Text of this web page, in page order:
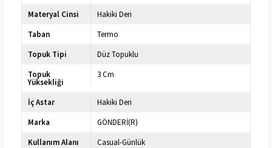
Materyal Cinsi
Hakiki Deri
Taban
Termo
Topuk Tipi
Düz Topuklu
Topuk
Yüksekliği
3 Cm
İç Astar
Hakiki Deri
Marka
GÖNDERİ(R)
Kullanım Alanı
Casual-Günlük